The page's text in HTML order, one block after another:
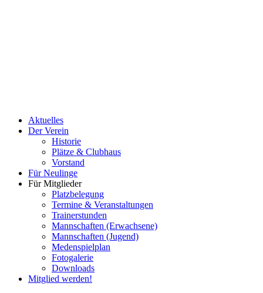
Aktuelles
Der Verein
Historie
Plätze & Clubhaus
Vorstand
Für Neulinge
Für Mitglieder
Platzbelegung
Termine & Veranstaltungen
Trainerstunden
Mannschaften (Erwachsene)
Mannschaften (Jugend)
Medenspielplan
Fotogalerie
Downloads
Mitglied werden!